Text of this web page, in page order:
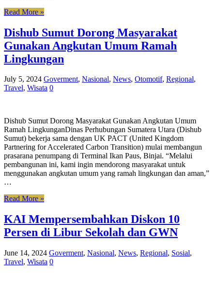
Read More »
Dishub Sumut Dorong Masyarakat
Gunakan Angkutan Umum Ramah
Lingkungan
July 5, 2024 Goverment, Nasional, News, Otomotif, Regional,
Travel, Wisata 0
Dishub Sumut Dorong Masyarakat Gunakan Angkutan Umum
Ramah LingkunganDinas Perhubungan Sumatera Utara (Dishub
Sumut) bekerja sama dengan UK PACT (United Kingdom
Partnering for Accelerated Carbon Transition) mulai membangun
prasarana penumpang di Terminal Ikan Paus, Binjai. “Melalui
pembangunan ini, kami ingin mendorong masyarakat untuk
menggunakan angkutan umum yang ramah lingkungan dan aman,”
…
Read More »
KAI Mempersembahkan Diskon 10
Persen di Libur Sekolah dan GWN
June 14, 2024 Goverment, Nasional, News, Regional, Sosial,
Travel, Wisata 0